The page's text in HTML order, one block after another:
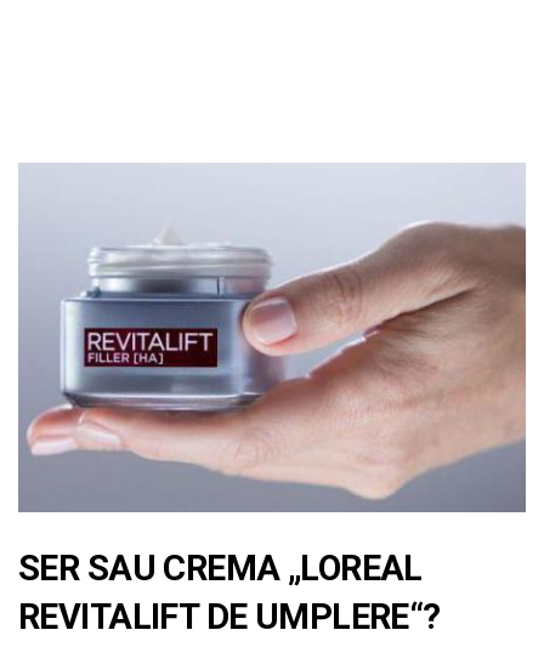
SER SAU CREMA „LOREAL
REVITALIFT DE UMPLERE“?